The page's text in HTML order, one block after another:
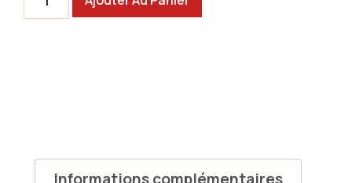
Informations complémentaires